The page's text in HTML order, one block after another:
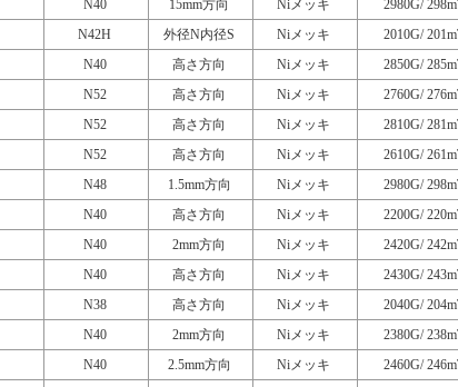
N40 15mm方向 Niメッキ
2980G/
N42H 外径N内径S Niメッキ
2010G/
N40 高さ方向 Niメッキ
2850G/
N52 高さ方向 Niメッキ
2760G/
N52 高さ方向 Niメッキ
2810G/
N52 高さ方向 Niメッキ
2610G/
N48 1.5mm方向 Niメッキ
2980G/
N40 高さ方向 Niメッキ
2200G/
N40 2mm方向 Niメッキ
2420G/
N40 高さ方向 Niメッキ
2430G/
N38 高さ方向 Niメッキ
2040G/
N40 2mm方向 Niメッキ
2380G/
N40 2.5mm方向 Niメッキ
2460G/